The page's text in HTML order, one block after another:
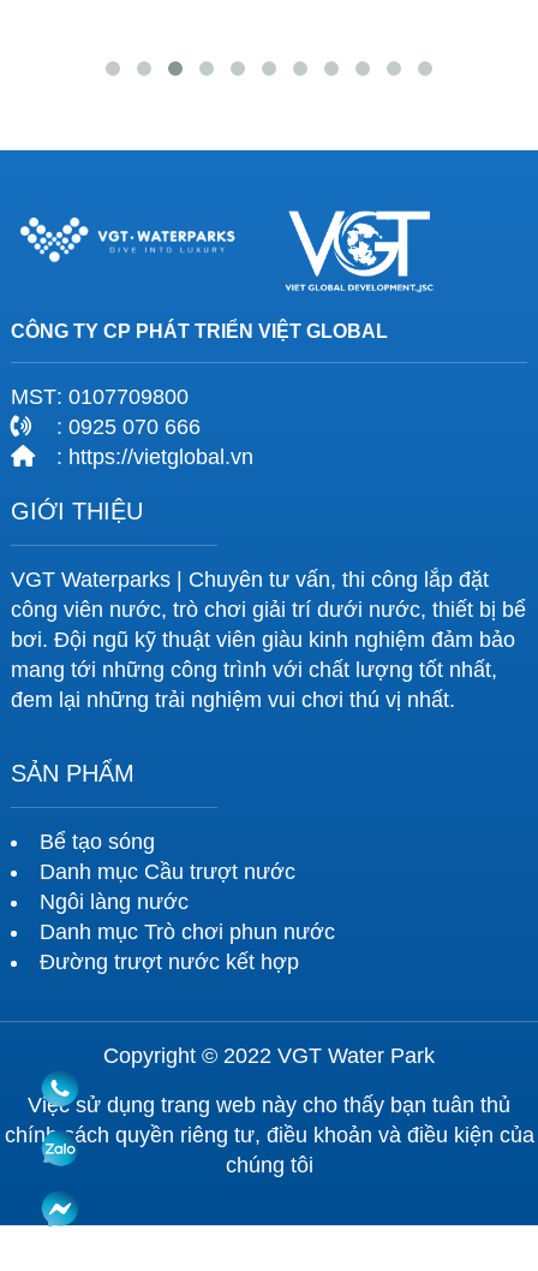
CÔNG TY CP PHÁT TRIỂN VIỆT GLOBAL
MST: 0107709800
: 0925 070 666
: https://vietglobal.vn
GIỚI THIỆU
VGT Waterparks | Chuyên tư vấn, thi công lắp đặt
công viên nước, trò chơi giải trí dưới nước, thiết bị bể
bơi. Đội ngũ kỹ thuật viên giàu kinh nghiệm đảm bảo
mang tới những công trình với chất lượng tốt nhất,
đem lại những trải nghiệm vui chơi thú vị nhất.
SẢN PHẨM
Bể tạo sóng
Danh mục Cầu trượt nước
Ngôi làng nước
Danh mục Trò chơi phun nước
Đường trượt nước kết hợp
Copyright © 2022 VGT Water Park
Việc sử dụng trang web này cho thấy bạn tuân thủ
chính sách quyền riêng tư, điều khoản và điều kiện của
chúng tôi